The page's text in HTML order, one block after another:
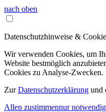
nach oben
Datenschutzhinweise &
Wir verwenden Cookies, um
Website bestmöglich
Cookies zu Analyse-Zwecken.
ZurDatenschutzerklärung und
Allen zustimmennur